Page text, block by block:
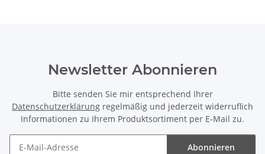
Newsletter Abonnieren
Bitte senden Sie mir entsprechend Ihrer
Datenschutzerklärung regelmäßig und jederzeit widerruflich
Informationen zu Ihrem Produktsortiment per E-Mail zu.
Abonnieren